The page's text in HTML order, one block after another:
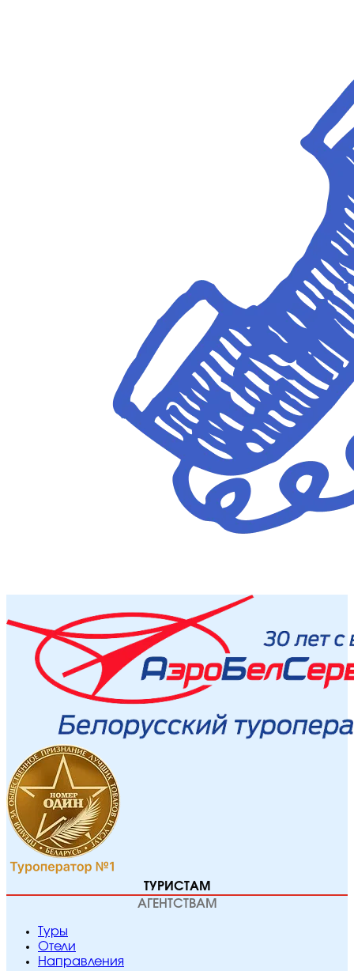
ТУРИСТАМ
АГЕНТСТВАМ
Туры
Отели
Направления